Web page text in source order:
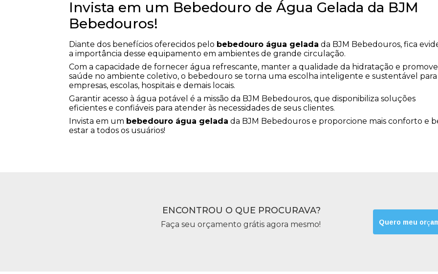
Invista em um Bebedouro de Água Gelada da BJM
Bebedouros!
Diante dos benefícios oferecidos pelo bebedouro água gelada da BJM Bebedouros, fica
a importância desse equipamento em ambientes de grande circulação.
Com a capacidade de fornecer água refrescante, manter a qualidade da hidratação e
saúde no ambiente coletivo, o bebedouro se torna uma escolha inteligente e sustentável para
empresas, escolas, hospitais e demais locais.
Garantir acesso à água potável é a missão da BJM Bebedouros, que disponibiliza soluções
eficientes e confiáveis para atender às necessidades de seus clientes.
Invista em um bebedouro água gelada da BJM Bebedouros e proporcione mais conforto e
estar a todos os usuários!
ENCONTROU O QUE PROCURAVA?
Faça seu orçamento grátis agora mesmo! Quero meu